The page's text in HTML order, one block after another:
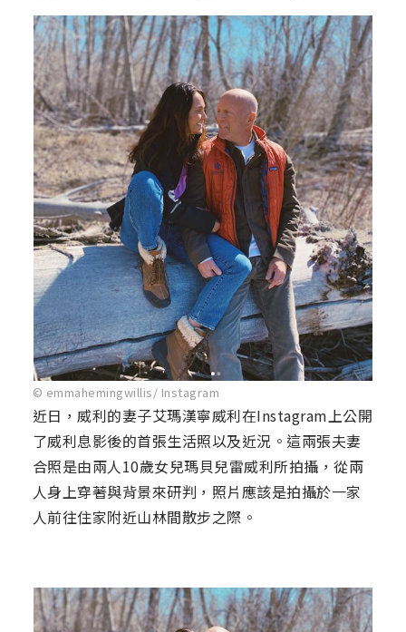
© emmahemingwillis/ Instagram
近日，威利的妻子艾瑪漢寧威利在Instagram上公開
了威利息影後的首張生活照以及近況。這兩張夫妻
合照是由兩人10歲女兒瑪貝兒雷威利所拍攝，從兩
人身上穿著與背景來研判，照片應該是拍攝於一家
人前往住家附近山林間散步之際。